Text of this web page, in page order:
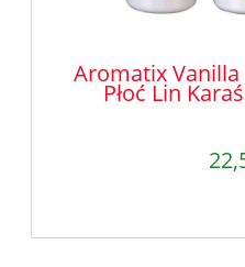
Aromatix Vanilla
Płoć Lin